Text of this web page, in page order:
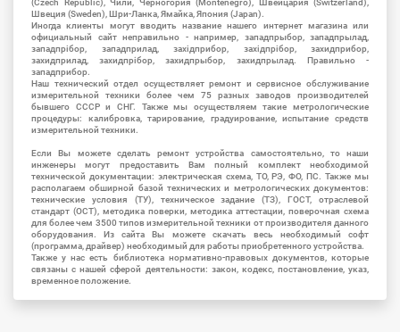
(Czech Republic), Чили, Черногория (Montenegro), Швейцария (Switzerland),
Швеция (Sweden), Шри-Ланка, Ямайка, Япония (Japan).
Иногда клиенты могут вводить название нашего интернет магазина или
официальный сайт неправильно - например, западпрыбор, западпрылад,
западпрібор, западприлад, західприбор, західпрібор, захидприбор,
захидприлад, захидпрібор, захидпрыбор, захидпрылад. Правильно -
западприбор.
Наш технический отдел осуществляет ремонт и сервисное обслуживание
измерительной техники более чем 75 разных заводов производителей
бывшего СССР и СНГ. Также мы осуществляем такие метрологические
процедуры: калибровка, тарирование, градуирование, испытание средств
измерительной техники.
Если Вы можете сделать ремонт устройства самостоятельно, то наши
инженеры могут предоставить Вам полный комплект необходимой
технической документации: электрическая схема, ТО, РЭ, ФО, ПС. Также мы
располагаем обширной базой технических и метрологических документов:
технические условия (ТУ), техническое задание (ТЗ), ГОСТ, отраслевой
стандарт (ОСТ), методика поверки, методика аттестации, поверочная схема
для более чем 3500 типов измерительной техники от производителя данного
оборудования. Из сайта Вы можете скачать весь необходимый софт
(программа, драйвер) необходимый для работы приобретенного устройства.
Также у нас есть библиотека нормативно-правовых документов, которые
связаны с нашей сферой деятельности: закон, кодекс, постановление, указ,
временное положение.